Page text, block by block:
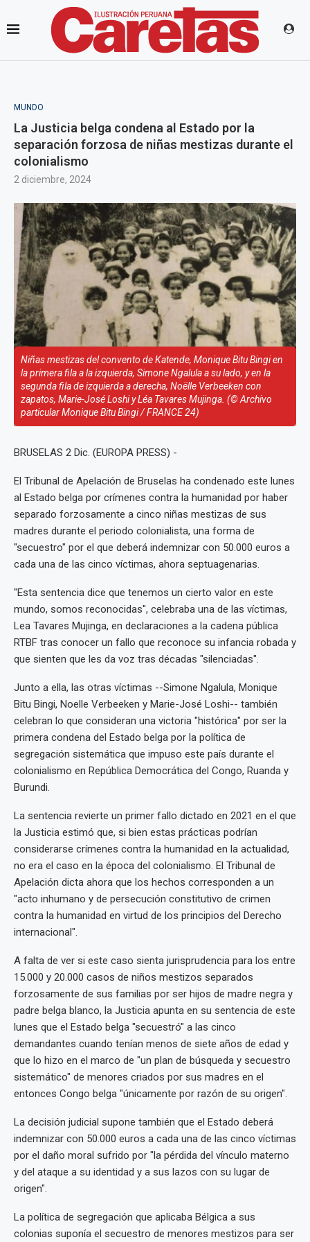
MUNDO
La Justicia belga condena al Estado por la
separación forzosa de niñas mestizas durante el
colonialismo
2 diciembre, 2024
Niñas mestizas del convento de Katende, Monique Bitu Bingi en
la primera fila a la izquierda, Simone Ngalula a su lado, y en la
segunda fila de izquierda a derecha, Noëlle Verbeeken con
zapatos, Marie-José Loshi y Léa Tavares Mujinga. (© Archivo
particular Monique Bitu Bingi / FRANCE 24)
BRUSELAS 2 Dic. (EUROPA PRESS) -
El Tribunal de Apelación de Bruselas ha condenado este lunes
al Estado belga por crímenes contra la humanidad por haber
separado forzosamente a cinco niñas mestizas de sus
madres durante el periodo colonialista, una forma de
"secuestro" por el que deberá indemnizar con 50.000 euros a
cada una de las cinco víctimas, ahora septuagenarias.
"Esta sentencia dice que tenemos un cierto valor en este
mundo, somos reconocidas", celebraba una de las víctimas,
Lea Tavares Mujinga, en declaraciones a la cadena pública
RTBF tras conocer un fallo que reconoce su infancia robada y
que sienten que les da voz tras décadas "silenciadas".
Junto a ella, las otras víctimas --Simone Ngalula, Monique
Bitu Bingi, Noelle Verbeeken y Marie-José Loshi-- también
celebran lo que consideran una victoria "histórica" por ser la
primera condena del Estado belga por la política de
segregación sistemática que impuso este país durante el
colonialismo en República Democrática del Congo, Ruanda y
Burundi.
La sentencia revierte un primer fallo dictado en 2021 en el que
la Justicia estimó que, si bien estas prácticas podrían
considerarse crímenes contra la humanidad en la actualidad,
no era el caso en la época del colonialismo. El Tribunal de
Apelación dicta ahora que los hechos corresponden a un
"acto inhumano y de persecución constitutivo de crimen
contra la humanidad en virtud de los principios del Derecho
internacional".
A falta de ver si este caso sienta jurisprudencia para los entre
15.000 y 20.000 casos de niños mestizos separados
forzosamente de sus familias por ser hijos de madre negra y
padre belga blanco, la Justicia apunta en su sentencia de este
lunes que el Estado belga "secuestró" a las cinco
demandantes cuando tenían menos de siete años de edad y
que lo hizo en el marco de "un plan de búsqueda y secuestro
sistemático" de menores criados por sus madres en el
entonces Congo belga "únicamente por razón de su origen".
La decisión judicial supone también que el Estado deberá
indemnizar con 50.000 euros a cada una de las cinco víctimas
por el daño moral sufrido por "la pérdida del vínculo materno
y del ataque a su identidad y a sus lazos con su lugar de
origen".
La política de segregación que aplicaba Bélgica a sus
colonias suponía el secuestro de menores mestizos para ser